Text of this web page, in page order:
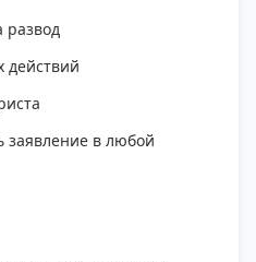
развод
действий
заявление в любой